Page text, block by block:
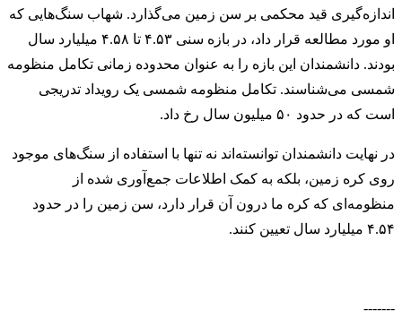
اندازه‌گیری قید محکمی بر سن زمین می‌گذارد. شهاب‌ سنگ‌هایی که
او مورد مطالعه قرار داد، در بازه سنی ۴.۵۳ تا ۴.۵۸ میلیارد سال
بودند. دانشمندان این بازه را به عنوان محدوده زمانی تکامل منظومه
شمسی می‌شناسند. تکامل منظومه شمسی یک رویداد تدریجی
است که در حدود ۵۰ میلیون سال رخ داد.
در نهایت دانشمندان توانسته‌اند نه تنها با استفاده از سنگ‌های موجود
روی کره زمین، بلکه به کمک اطلاعات جمع‌آوری شده از
منظومه‌ای که کره ما درون آن قرار دارد، سن زمین را در حدود
۴.۵۴ میلیارد سال تعیین کنند.
-------